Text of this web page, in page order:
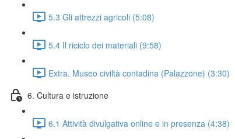
5.3 Gli attrezzi agricoli (5:08)
5.4 Il riciclo dei materiali (9:58)
Extra. Museo civiltà contadina (Palazzone) (3:30)
6. Cultura e istruzione
6.1 Attività divulgativa online e in presenza (4:38)